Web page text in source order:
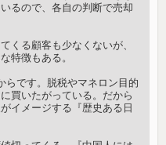
るので、各自の判断で売却
くる顧客も少なくないが、
特徴もある。
らです。脱税やマネロン目的
買いたがっている。だから
イメージする『歴史ある日